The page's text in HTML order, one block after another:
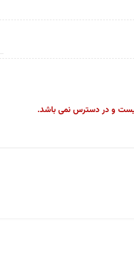
و در دسترس نمی باشد.